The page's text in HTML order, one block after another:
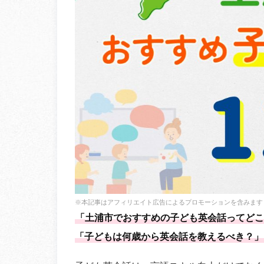
※本記事はアフィリエイト広告によるプロモーションを含みます
「土浦市でおすすめの子ども英会話ってど
「子どもは何歳から英会話を教えるべき？」